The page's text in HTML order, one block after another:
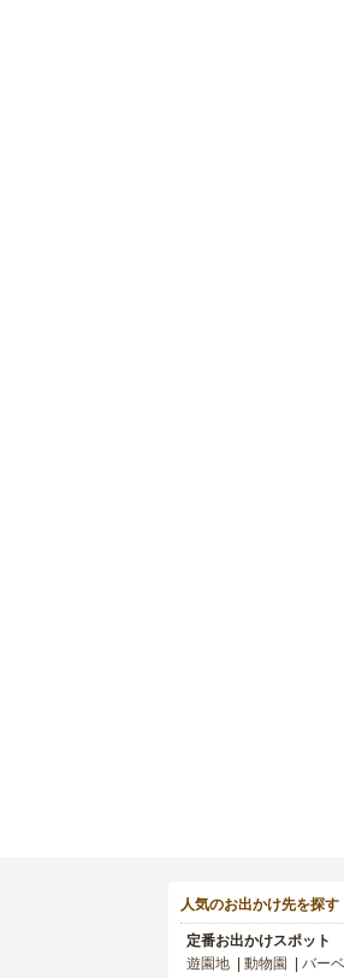
人気のお出かけ先を探す
定番お出かけスポット
遊園地
動物園 バー